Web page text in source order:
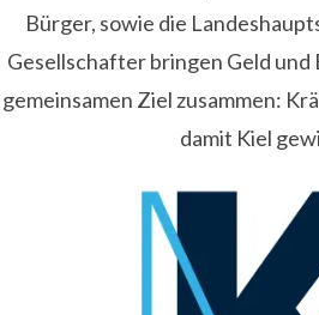
Bürger, sowie die
Gesellschafter bringen Geld und
gemeinsamen Ziel zusammen:
damit Kiel